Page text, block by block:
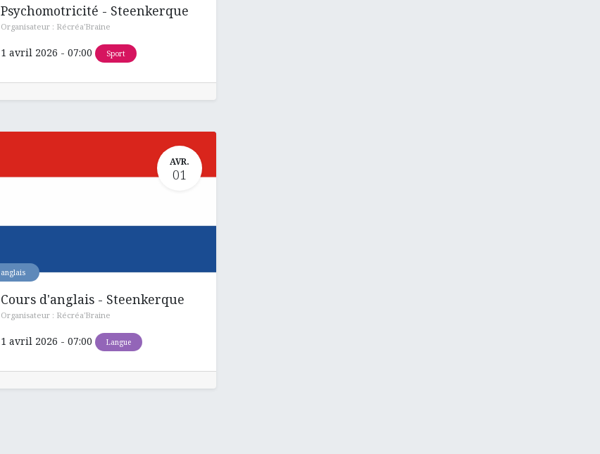
Psychomotricité - Steenkerque
Organisateur : Récréa'Braine
1 avril 2026 - 07:00 Sport
AVR.
01
anglais
Cours d'anglais - Steenkerque
Organisateur : Récréa'Braine
1 avril 2026 - 07:00 Langue